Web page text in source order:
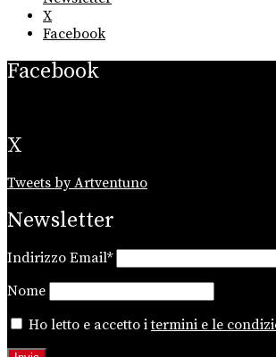
X
Facebook
Facebook
X
Tweets by Artventuno
Newsletter
Indirizzo Email*
Nome
Ho letto e accetto itermini e le